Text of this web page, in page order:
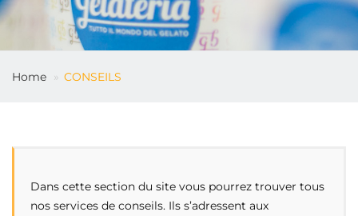
LOGIN
FR
Home CONSEILS
Dans cette section du site vous pourrez trouver tous
nos services de conseils. Ils s’adressent aux